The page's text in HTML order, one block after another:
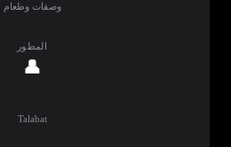
وصفات وطعام
المطور
👤
Talabat